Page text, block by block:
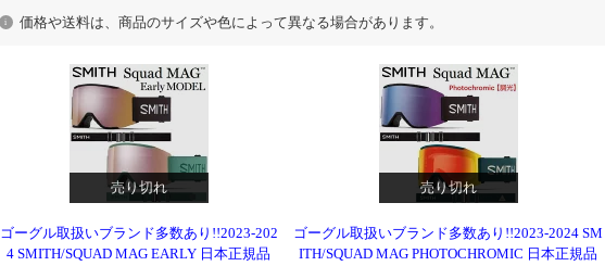
価格や送料は、商品のサイズや色によって異なる場合があります。
売り切れ 売り切れ
ゴーグル取扱いブランド多数あり!!2023-202
4 SMITH/SQUAD MAG EARLY 日本正規品
ゴーグル取扱いブランド多数あり!!2023-2024 SM
ITH/SQUAD MAG PHOTOCHROMIC 日本正規品